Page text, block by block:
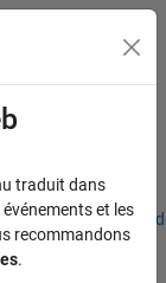
nos bureaux
du menu
traduit dans
et les
recommandons
.